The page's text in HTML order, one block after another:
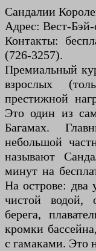
Сандалии
Адрес: Вест-
Контакты:
(726-3257).
Премиальный
взрослых
престижной
Это один из
Багамах.
небольшой
называют
минут на
На острове: два
чистой водой,
берега,
кромки
с гамаками. Это